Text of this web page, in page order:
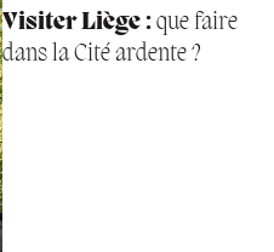
Visiter Liège :que faire
dans la Cité ardente ?